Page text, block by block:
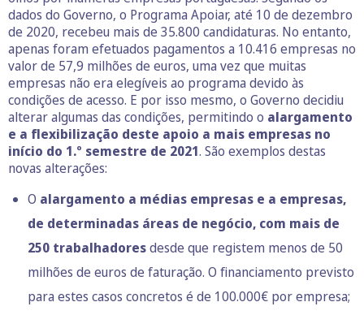
dados do Governo, o Programa Apoiar, até 10 de dezembro
de 2020, recebeu mais de 35.800 candidaturas. No entanto,
apenas foram efetuados pagamentos a 10.416 empresas no
valor de 57,9 milhões de euros, uma vez que muitas
empresas não era elegíveis ao programa devido às
condições de acesso. E por isso mesmo, o Governo decidiu
alterar algumas das condições, permitindo o alargamento
e a flexibilização deste apoio a mais empresas no
início do 1.º semestre de 2021. São exemplos destas
novas alterações:
O alargamento a médias empresas e a empresas,
de determinadas áreas de negócio, com mais de
250 trabalhadoresdesde que registem menos de 50
milhões de euros de faturação. O financiamento previsto
para estes casos concretos é de 100.000€ por empresa;